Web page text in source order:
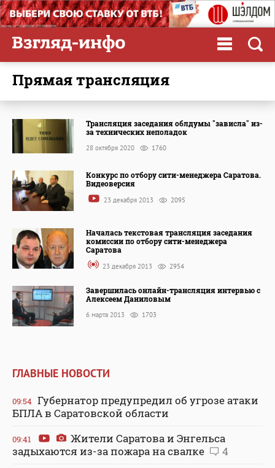
прямая трансляция
Трансляция заседания облдумы "зависла" из-
за технических неполадок
28 октября 2020 1760
Конкурс по отбору сити-менеджера Саратова.
Видеоверсия
23 декабря 2013 2095
Началась текстовая трансляция заседания
комиссии по отбору сити-менеджера
Саратова
23 декабря 2013 2954
Завершилась онлайн-трансляция интервью с
Алексеем Даниловым
6 марта 2013 1703
ГЛАВНЫЕ НОВОСТИ
09:54 Губернатор предупредил об угрозе атаки
БПЛА в Саратовской области
09:41
Жители Саратова и Энгельса
задыхаются из-за пожара на свалке
4